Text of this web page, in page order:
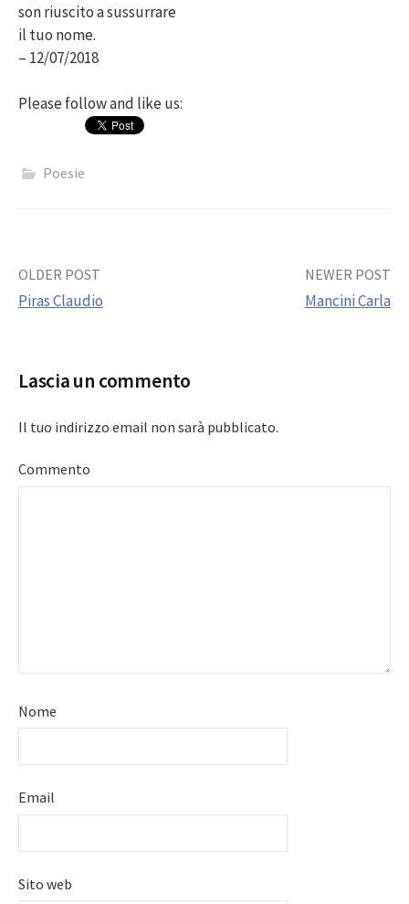
son riuscito a sussurrare
il tuo nome.
– 12/07/2018
Please follow and like us:
Poesie
Post
OLDER POST
Piras Claudio
NEWER POST
Mancini Carla
Lascia un commento
Il tuo indirizzo email non sarà pubblicato.
Commento
Nome
Email
Sito web